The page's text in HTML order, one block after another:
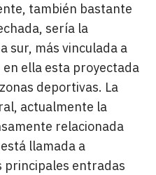
también bastante
sería la
sur, más vinculada a
ella esta proyectada
deportivas. La
actualmente la
relacionada
llamada a
principales entradas